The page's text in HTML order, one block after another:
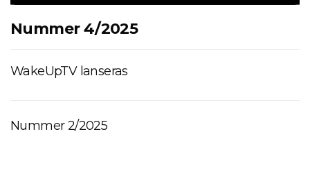
Nummer 4/2025
WakeUpTV lanseras
Nummer 2/2025